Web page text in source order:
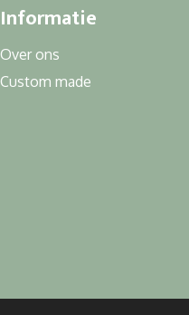
Informatie
Over ons
Custom made